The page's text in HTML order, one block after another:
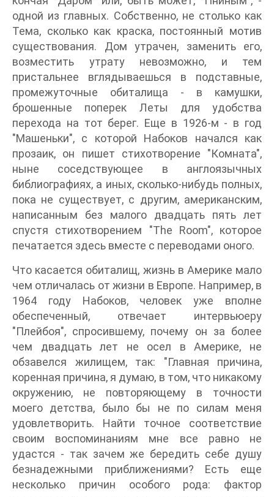
одной из главных. Собственно, не столько как
Тема, сколько как краска, постоянный мотив
существования. Дом утрачен, заменить его,
возместить утрату невозможно, и тем
пристальнее вглядываешься в подставные,
промежуточные обиталища - в камушки,
брошенные поперек Леты для удобства
перехода на тот берег. Еще в 1926-м - в год
"Машеньки", с которой Набоков начался как
прозаик, он пишет стихотворение "Комната",
ныне соседствующее в англоязычных
библиографиях, а иных, сколько-нибудь полных,
пока не существует, с другим, американским,
написанным без малого двадцать пять лет
спустя стихотворением "The Room", которое
печатается здесь вместе с переводами оного.
Что касается обиталищ, жизнь в Америке мало
чем отличалась от жизни в Европе. Например, в
1964 году Набоков, человек уже вполне
обеспеченный, отвечает интервьюеру
"Плейбоя", спросившему, почему он за более
чем двадцать лет не осел в Америке, не
обзавелся жилищем, так: "Главная причина,
коренная причина, я думаю, в том, что никакому
окружению, не повторяющему в точности
моего детства, было бы не по силам меня
удовлетворить. Найти точное соответствие
своим воспоминаниям мне все равно не
удастся - так зачем же бередить себе душу
безнадежными приближениями? Есть еще
несколько причин особого рода: фактор